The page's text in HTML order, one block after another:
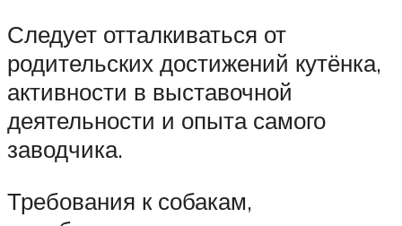
Следует отталкиваться от
родительских достижений кутёнка,
активности в выставочной
деятельности и опыта самого
заводчика.
Требования к собакам,